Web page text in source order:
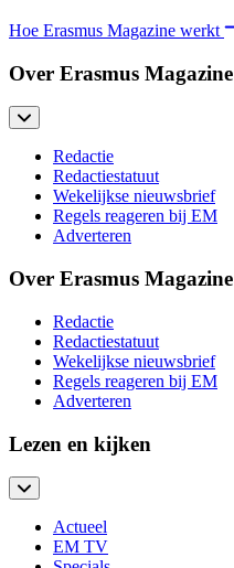
Hoe Erasmus Magazine werkt
Over Erasmus Magazine
Redactie
Redactiestatuut
Wekelijkse nieuwsbrief
Regels reageren bij EM
Adverteren
Over Erasmus Magazine
Redactie
Redactiestatuut
Wekelijkse nieuwsbrief
Regels reageren bij EM
Adverteren
Lezen en kijken
Actueel
EM TV